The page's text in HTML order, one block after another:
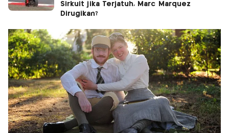
Sirkuit jika Terjatuh, Marc Marquez
Dirugikan?